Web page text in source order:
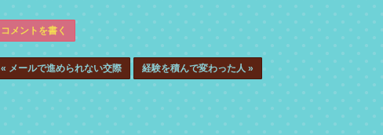
コメントを書く
« メールで進められない交際 経験を積んで変わった人 »